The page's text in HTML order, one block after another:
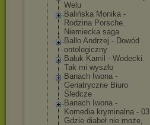
Welu
Balińska Monika -
Rodzina Porsche.
Niemiecka saga
Ballo Andrzej - Dowód
ontologiczny
Bałuk Kamil - Wodecki.
Tak mi wyszło
Banach Iwona -
Geriatryczne Biuro
Śledcze
Banach Iwona -
Komedia kryminalna - 03
Gdzie diabeł nie może,